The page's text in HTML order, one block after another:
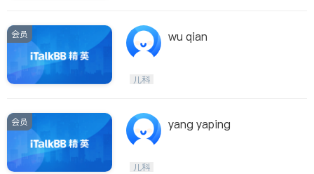
会员 wu qian
儿科
会员 yang yaping
儿科